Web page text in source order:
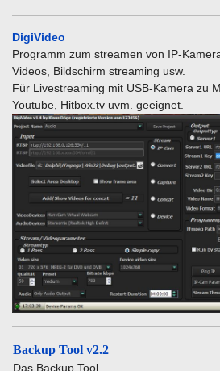
DigiVideo
Programm zum streamen von IP-
Videos, Bildschirm streaming usw.
Für Livestreaming mit USB-Kamera zu
Youtube, Hitbox.tv uvm. geeignet.
Backup Tool v2.2
Das Backup Tool